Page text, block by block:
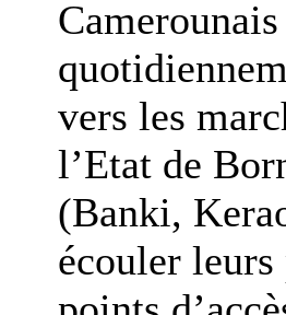
vers les
l’Etat de
(Banki,
écouler